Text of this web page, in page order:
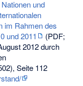
und
im Rahmen des
und 2011
(PDF;
2012 durch
Seite 112